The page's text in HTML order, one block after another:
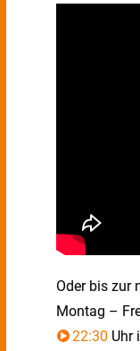
Oder bis zur
Montag –
22:30 Uhr